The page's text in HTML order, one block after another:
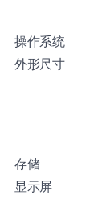
操作系统
外形尺寸
存储
显示屏